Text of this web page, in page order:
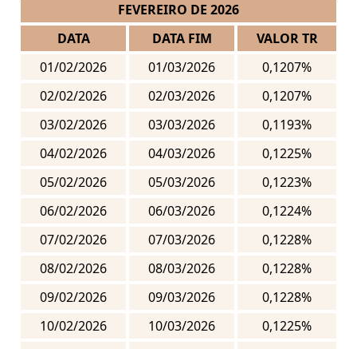
FEVEREIRO DE 2026
DATA
DATA FIM
VALOR TR
01/02/2026
01/03/2026
0,1207%
02/02/2026
02/03/2026
0,1207%
03/02/2026
03/03/2026
0,1193%
04/02/2026
04/03/2026
0,1225%
05/02/2026
05/03/2026
0,1223%
06/02/2026
06/03/2026
0,1224%
07/02/2026
07/03/2026
0,1228%
08/02/2026
08/03/2026
0,1228%
09/02/2026
09/03/2026
0,1228%
10/02/2026
10/03/2026
0,1225%